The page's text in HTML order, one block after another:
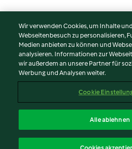
© Copyright 2026
Nutzungsbedingungen
Datenschutzrichtlinien
Impressum
Inhalt melden
Wir verwenden Cookies, um Inhalte
Webseitenbesuch zu personalisieren,
Medien anbieten zu können und
analysieren. Informationen zur
wir außerdem an unsere Partner für
Werbung und Analysen weiter.
Cookie
Alle ablehnen